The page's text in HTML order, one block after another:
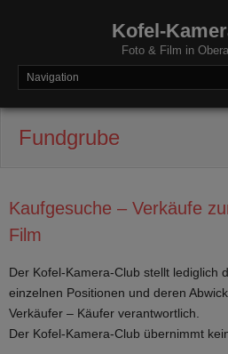
Kofel-
Foto & Film in
Fundgrube
Kaufgesuche – Verkäufe
Film
Der Kofel-Kamera-Club stellt lediglich
einzelnen Positionen und deren
Verkäufer – Käufer verantwortlich.
Der Kofel-Kamera-Club übernimmt